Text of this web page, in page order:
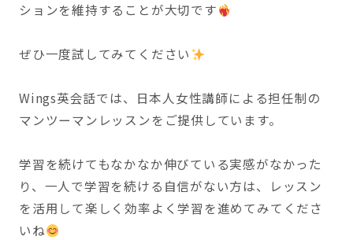
ションを維持することが大切です
ぜひ一度試してみてください
Wings英会話では、日本人女性講師による担任制の
マンツーマンレッスンをご提供しています。
学習を続けてもなかなか伸びている実感がなかった
り、一人で学習を続ける自信がない方は、レッスン
を活用して楽しく効率よく学習を進めてみてくださ
いね